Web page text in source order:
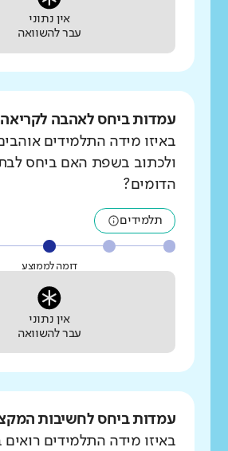
אין נתוני
עבר להשוואה
עמדות ביחס לאהבה לקריאה
באיזו מידה התלמידים
ולכתוב בשפת האם ביחס
הדומים?
תלמידים
דומה לממוצע
אין נתוני
עבר להשוואה
עמדות ביחס לחשיבות
באיזו מידה התלמידים רואים